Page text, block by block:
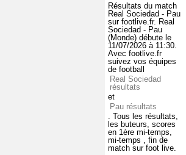
Résultats du match
Real Sociedad - Pau
sur footlive.fr. Real
Sociedad - Pau
(Monde) débute le
11/07/2026 à 11:30.
Avec footlive.fr
suivez vos équipes
de football
Real Sociedad
résultats
et
Pau résultats
. Tous les résultats,
les buteurs, scores
en 1ère mi-temps,
mi-temps , fin de
match sur foot live.